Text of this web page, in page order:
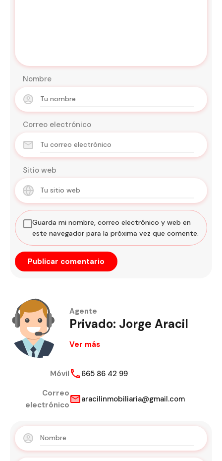
Nombre
Correo electrónico
Sitio web
Guarda mi nombre, correo electrónico y web en
este navegador para la próxima vez que comente.
Agente
Privado: Jorge Aracil
Ver más
Móvil
665 86 42 99
Correo
electrónico
aracilinmobiliaria@gmail.com